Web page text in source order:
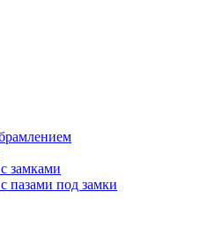
замками
пазами под замки